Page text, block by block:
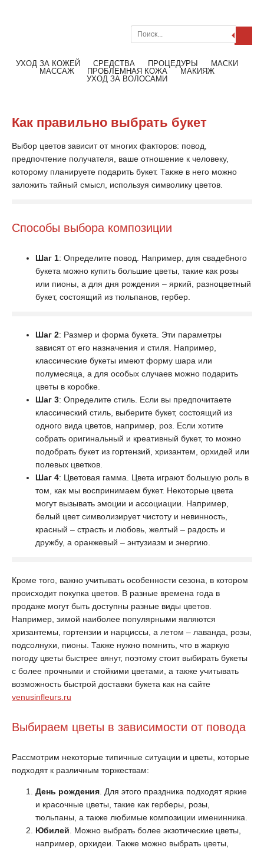
УХОД ЗА КОЖЕЙ СРЕДСТВА ПРОЦЕДУРЫ
МАСКИ
МАССАЖ
ПРОБЛЕМНАЯ КОЖА
МАКИЯЖ
УХОД ЗА ВОЛОСАМИ
Как правильно выбрать букет
Выбор цветов зависит от многих факторов: повод,
предпочтение получателя, ваше отношение к человеку,
которому планируете подарить букет. Также в него можно
заложить тайный смысл, используя символику цветов.
Способы выбора композиции
Шаг 1: Определите повод. Например, для свадебного
букета можно купить большие цветы, такие как розы
или пионы, а для дня рождения – яркий, разноцветный
букет, состоящий из тюльпанов, гербер.
Шаг 2: Размер и форма букета. Эти параметры
зависят от его назначения и стиля. Например,
классические букеты имеют форму шара или
полумесяца, а для особых случаев можно подарить
цветы в коробке.
Шаг 3: Определите стиль. Если вы предпочитаете
классический стиль, выберите букет, состоящий из
одного вида цветов, например, роз. Если хотите
собрать оригинальный и креативный букет, то можно
подобрать букет из гортензий, хризантем, орхидей или
полевых цветков.
Шаг 4: Цветовая гамма. Цвета играют большую роль в
том, как мы воспринимаем букет. Некоторые цвета
могут вызывать эмоции и ассоциации. Например,
белый цвет символизирует чистоту и невинность,
красный – страсть и любовь, желтый – радость и
дружбу, а оранжевый – энтузиазм и энергию.
Кроме того, важно учитывать особенности сезона, в котором
происходит покупка цветов. В разные времена года в
продаже могут быть доступны разные виды цветов.
Например, зимой наиболее популярными являются
хризантемы, гортензии и нарциссы, а летом – лаванда, розы,
подсолнухи, пионы. Также нужно помнить, что в жаркую
погоду цветы быстрее вянут, поэтому стоит выбирать букеты
с более прочными и стойкими цветами, а также учитывать
возможность быстрой доставки букета как на сайте
venusinfleurs.ru
Выбираем цветы в зависимости от повода
Рассмотрим некоторые типичные ситуации и цветы, которые
подходят к различным торжествам:
День рождения . Для этого праздника подходят яркие
и красочные цветы, такие как герберы, розы,
тюльпаны, а также любимые композиции именинника.
Юбилей . Можно выбрать более экзотические цветы,
например, орхидеи. Также можно выбрать цветы,